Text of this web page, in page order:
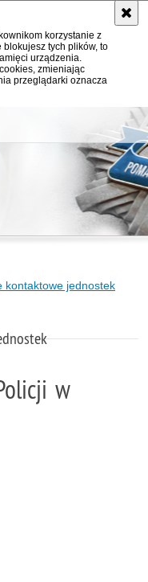
korzystanie z
tych plików, to
urządzenia.
zmieniając
przeglądarki oznacza
kontaktowe jednostek
w